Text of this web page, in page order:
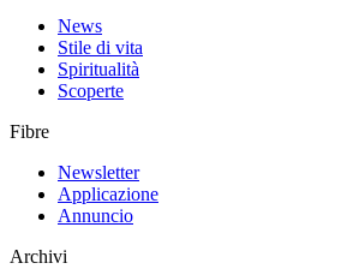
News
Stile di vita
Spiritualità
Scoperte
Fibre
Newsletter
Applicazione
Annuncio
Archivi